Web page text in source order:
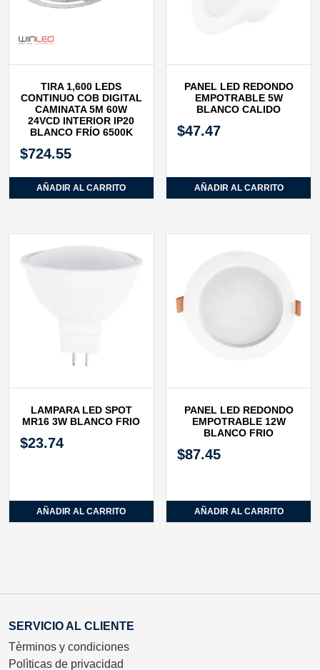
TIRA 1,600 LEDS
CONTINUO COB DIGITAL
CAMINATA 5M 60W
24VCD INTERIOR IP20
BLANCO FRÍO 6500K
$724.55
AÑADIR AL CARRITO
PANEL LED REDONDO
EMPOTRABLE 5W
BLANCO CALIDO
$47.47
AÑADIR AL CARRITO
LAMPARA LED SPOT
MR16 3W BLANCO FRIO
$23.74
AÑADIR AL CARRITO
PANEL LED REDONDO
EMPOTRABLE 12W
BLANCO FRIO
$87.45
AÑADIR AL CARRITO
SERVICIO AL CLIENTE
Tèrminos y condiciones
Polìticas de privacidad